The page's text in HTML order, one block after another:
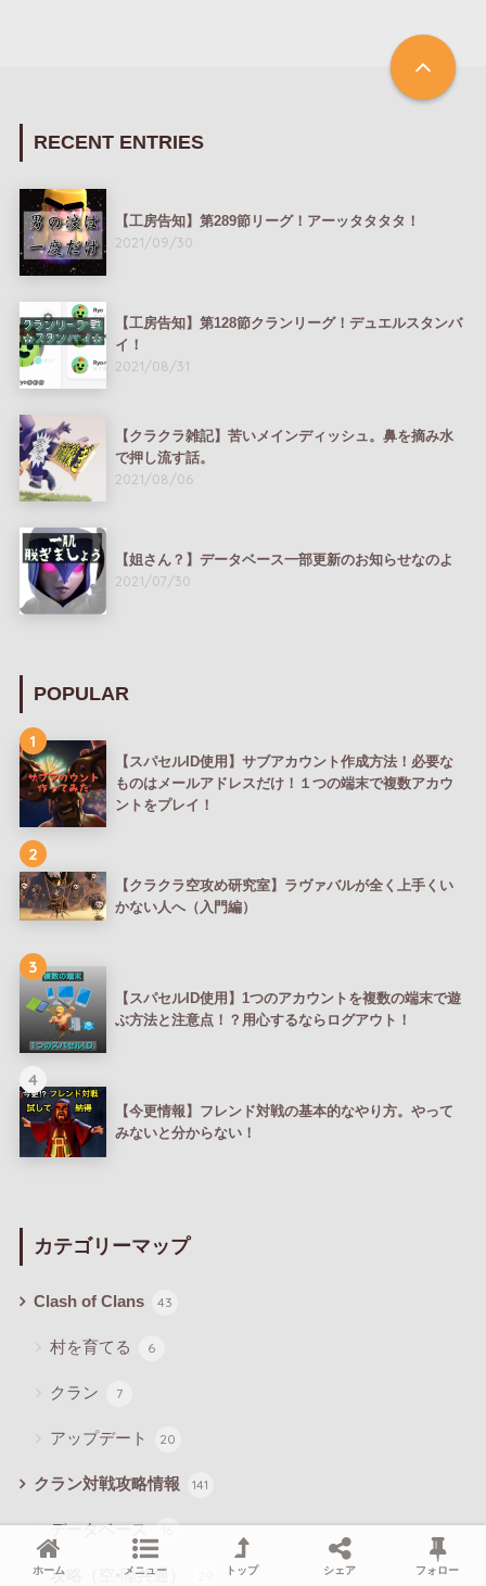
RECENT ENTRIES
【工房告知】第289節リーグ！アーッタタタタ！
2021/09/30
【工房告知】第128節クランリーグ！デュエルスタンバ
イ！
2021/08/31
【クラクラ雑記】苦いメインディッシュ。鼻を摘み水
で押し流す話。
2021/08/06
【姐さん？】データベース一部更新のお知らせなのよ
2021/07/30
POPULAR
1
【スパセルID使用】サブアカウント作成方法！必要な
ものはメールアドレスだけ！１つの端末で複数アカウ
ントをプレイ！
2
【クラクラ空攻め研究室】ラヴァバルが全く上手くい
かない人へ（入門編）
3
【スパセルID使用】1つのアカウントを複数の端末で遊
ぶ方法と注意点！？用心するならログアウト！
4
【今更情報】フレンド対戦の基本的なやり方。やって
みないと分からない！
カテゴリーマップ
Clash of Clans 43
村を育てる 6
クラン 7
アップデート 20
クラン対戦攻略情報 141
データベース 16
攻略（空•陸共通）
ホーム メニュー トップ シェア フォロー